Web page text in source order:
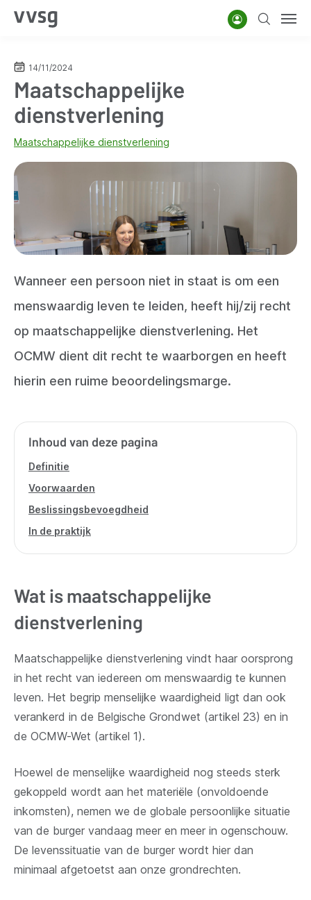
Overslaan
inhoud
gaan
AccountZoeken
14/11/2024
Maatschappelijke
dienstverlening
Maatschappelijke dienstverlening
Wanneer een persoon niet in staat is om een
menswaardig leven te leiden, heeft hij/zij recht
op maatschappelijke dienstverlening. Het
OCMW dient dit recht te waarborgen en heeft
hierin een ruime beoordelingsmarge.
Inhoud van deze pagina
Definitie
Voorwaarden
Beslissingsbevoegdheid
In de praktijk
Wat is maatschappelijke
dienstverlening
Maatschappelijke dienstverlening vindt haar oorsprong
in het recht van iedereen om menswaardig te kunnen
leven. Het begrip menselijke waardigheid ligt dan ook
verankerd in de Belgische Grondwet (artikel 23) en in
de OCMW-Wet (artikel 1).
Hoewel de menselijke waardigheid nog steeds sterk
gekoppeld wordt aan het materiële (onvoldoende
inkomsten), nemen we de globale persoonlijke situatie
van de burger vandaag meer en meer in ogenschouw.
De levenssituatie van de burger wordt hier dan
minimaal afgetoetst aan onze grondrechten.